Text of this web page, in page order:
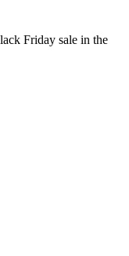
Friday sale in the